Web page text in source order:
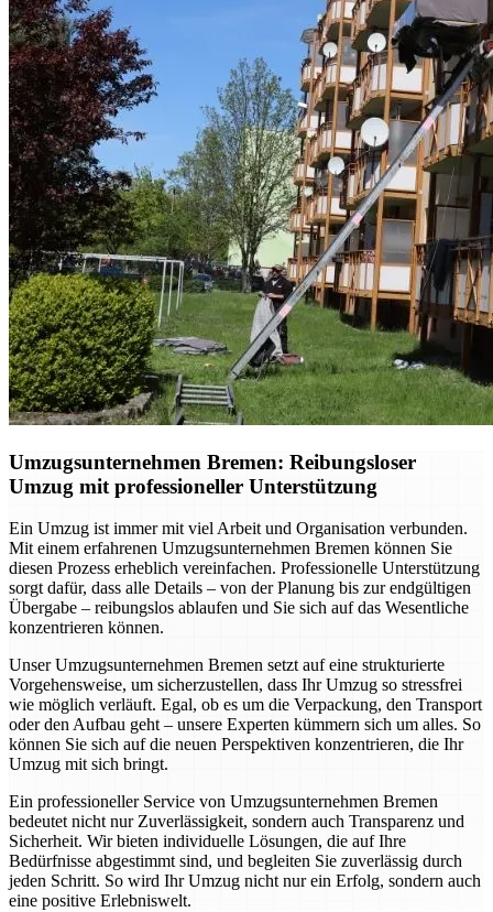
Umzugsunternehmen Bremen: Reibungsloser
Umzug mit professioneller Unterstützung
Ein Umzug ist immer mit viel Arbeit und Organisation verbunden.
Mit einem erfahrenen Umzugsunternehmen Bremen können Sie
diesen Prozess erheblich vereinfachen. Professionelle Unterstützung
sorgt dafür, dass alle Details – von der Planung bis zur endgültigen
Übergabe – reibungslos ablaufen und Sie sich auf das Wesentliche
konzentrieren können.
Unser Umzugsunternehmen Bremen setzt auf eine strukturierte
Vorgehensweise, um sicherzustellen, dass Ihr Umzug so stressfrei
wie möglich verläuft. Egal, ob es um die Verpackung, den Transport
oder den Aufbau geht – unsere Experten kümmern sich um alles. So
können Sie sich auf die neuen Perspektiven konzentrieren, die Ihr
Umzug mit sich bringt.
Ein professioneller Service von Umzugsunternehmen Bremen
bedeutet nicht nur Zuverlässigkeit, sondern auch Transparenz und
Sicherheit. Wir bieten individuelle Lösungen, die auf Ihre
Bedürfnisse abgestimmt sind, und begleiten Sie zuverlässig durch
jeden Schritt. So wird Ihr Umzug nicht nur ein Erfolg, sondern auch
eine positive Erlebniswelt.